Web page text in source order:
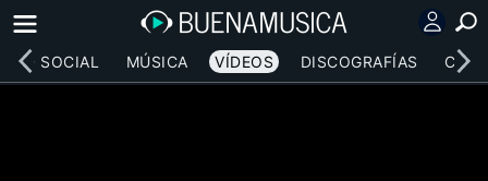
RED SOCIAL MÚSICA VÍDEOS DISCOGRAFÍAS